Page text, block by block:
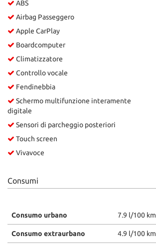
ABS
Airbag Passeggero
Apple CarPlay
Boardcomputer
Climatizzatore
Controllo vocale
Fendinebbia
Schermo multifunzione interamente
digitale
Sensori di parcheggio posteriori
Touch screen
Vivavoce
Consumi
Consumo urbano 7.9 l/100 km
Consumo extraurbano 4.9 l/100 km
strumenti
di
si
rimanda
alla
policy.
Puoi
rivedere
modificare
le
tue
qualsiasi
momento.